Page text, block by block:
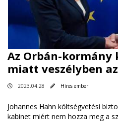
Az Orbán-kormány
miatt veszélyben
2023.04.28 Híres ember
Johannes Hahn költségvetési
kabinet miért nem hozza meg a